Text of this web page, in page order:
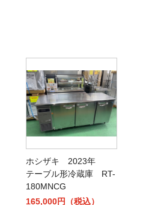
ホシザキ 2023年
テーブル形冷蔵庫 RT-
180MNCG
165,000円（税込）